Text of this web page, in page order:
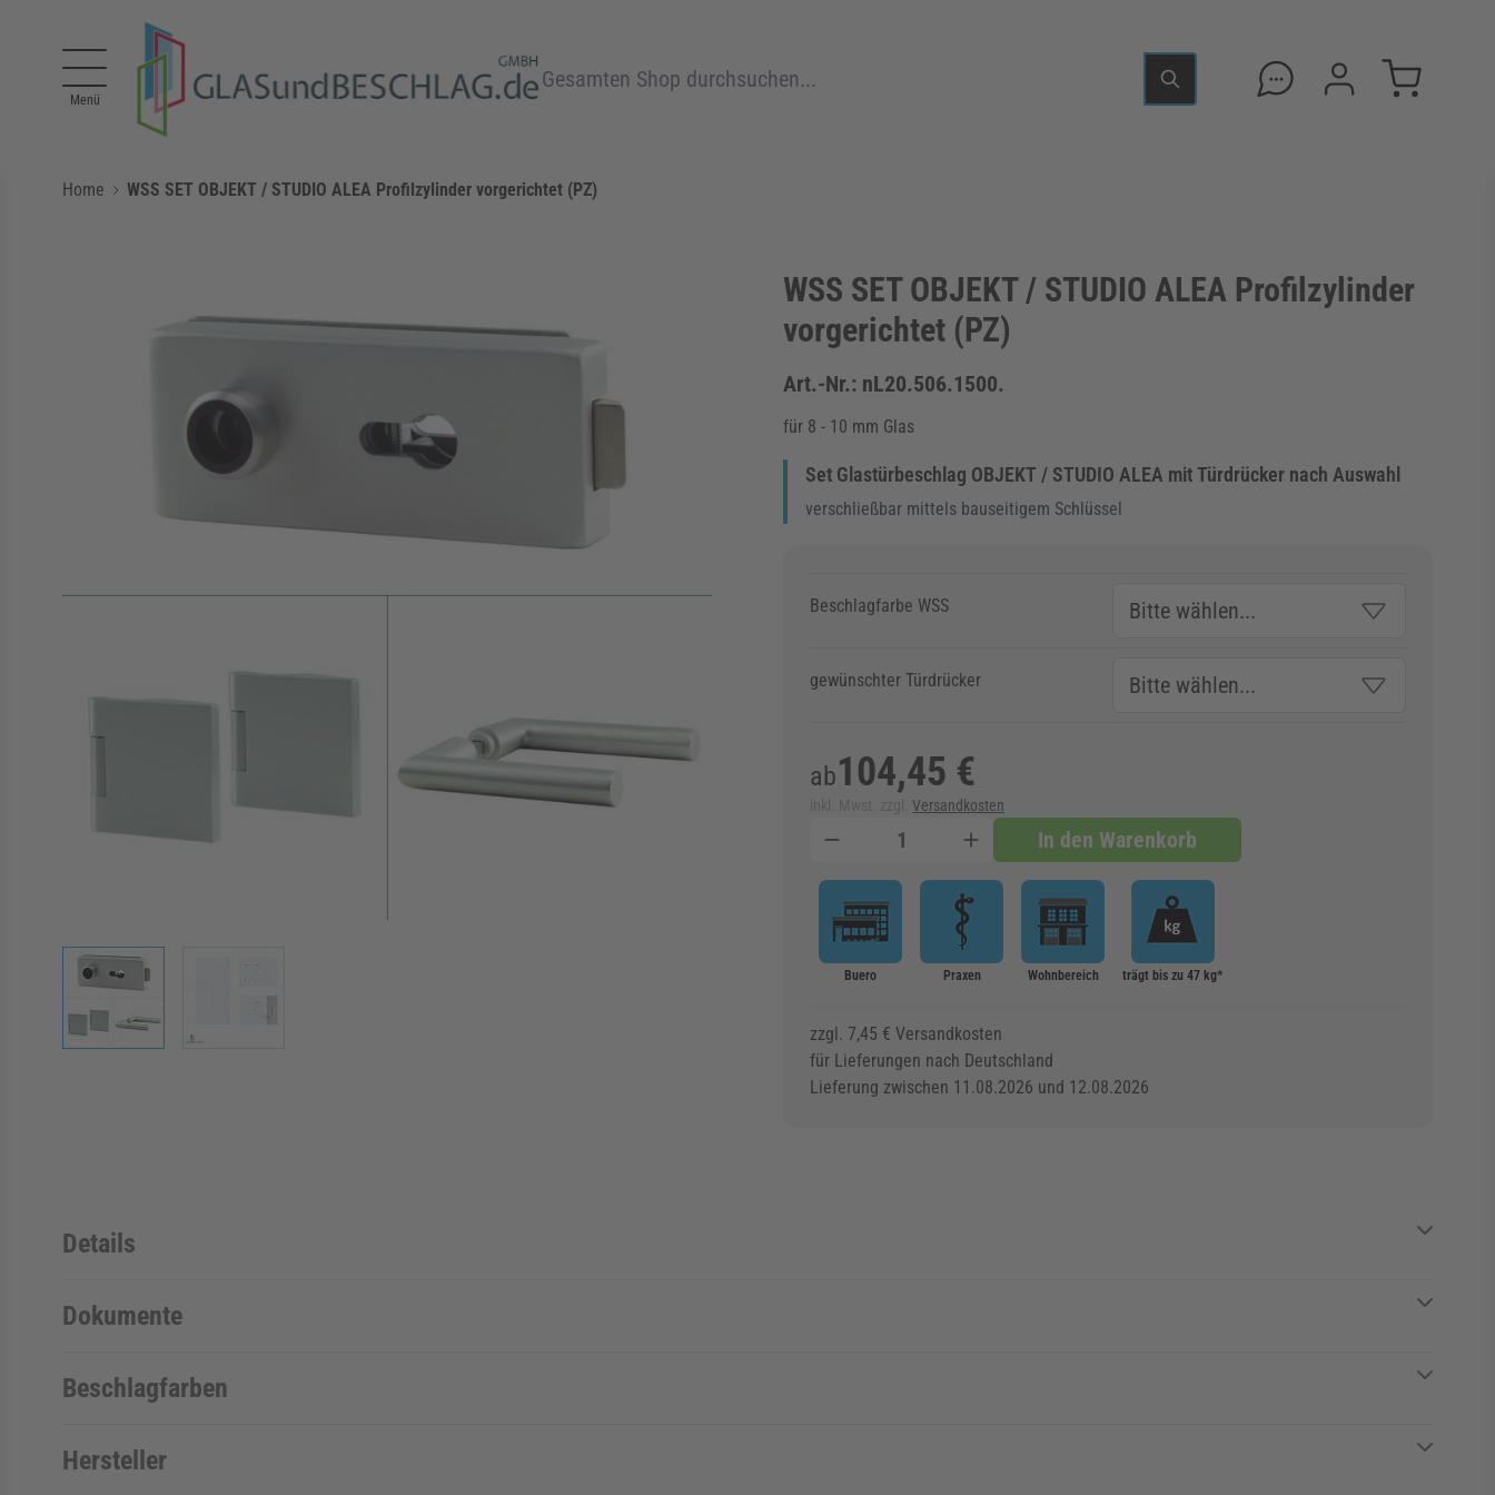
Menü
Home WSS SET OBJEKT / STUDIO ALEA Profilzylinder vorgerichtet (PZ)
View larger image
WSS SET OBJEKT / STUDIO ALEA Profilzylinder
vorgerichtet (PZ)
Art.-Nr.: nL20.506.1500.
für 8 - 10 mm Glas
Set Glastürbeschlag OBJEKT / STUDIO ALEA mit Türdrücker nach Auswahl
verschließbar mittels bauseitigem Schlüssel
Beschlagfarbe WSS
gewünschter Türdrücker
ab104,45 €
Versandkosten
In den Warenkorb
Buero Praxen Wohnbereich trägt bis zu 47 kg*
zzgl. 7,45 € Versandkosten
für Lieferungen nach Deutschland
Lieferung zwischen 11.08.2026 und 12.08.2026
Details
Dokumente
Beschlagfarben
Hersteller